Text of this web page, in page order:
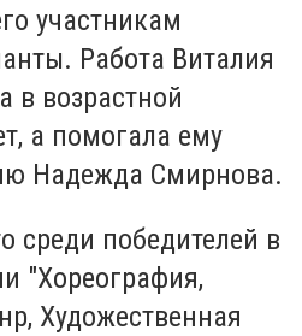
участникам
Работа Виталия
в возрастной
а помогала ему
Надежда Смирнова.
среди победителей в
"Хореография,
Художественная